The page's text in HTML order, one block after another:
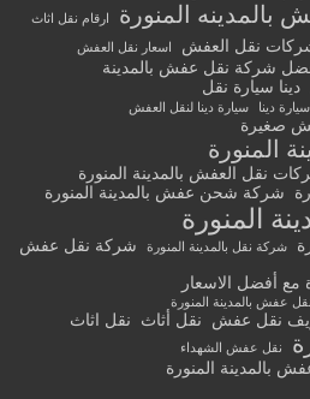
بالمدينه المنورة ارقام نقل اثاث
نقل العفش
اسعار نقل العفش
شركة نقل عفش بالمدينة
دينا سيارة نقل
سيارة دينا سيارة دينا لنقل العفش
صغيرة
المنورة
نقل العفش بالمدينة المنورة
شركة شحن عفش بالمدينة المنورة
المنورة
شركة نقل بالمدينة المنورة شركة نقل عفش
مع أفضل الاسعار
عفش بالمدينة المنورة
نقل عفش نقل أثاث نقل اثاث
نقل عفش الشهداء
بالمدينة المنورة